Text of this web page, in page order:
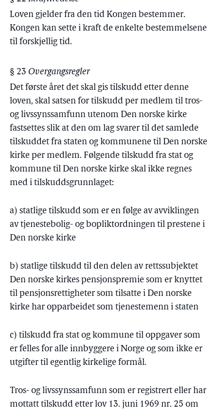
Loven gjelder fra den tid Kongen bestemmer.
Kongen kan sette i kraft de enkelte bestemmelsene
til forskjellig tid.
§ 23 Overgangsregler
Det første året det skal gis tilskudd etter denne
loven, skal satsen for tilskudd per medlem til tros-
og livssynssamfunn utenom Den norske kirke
fastsettes slik at den om lag svarer til det samlede
tilskuddet fra staten og kommunene til Den norske
kirke per medlem. Følgende tilskudd fra stat og
kommune til Den norske kirke skal ikke regnes
med i tilskuddsgrunnlaget:
a) statlige tilskudd som er en følge av avviklingen
av tjenestebolig- og bopliktordningen til prestene i
Den norske kirke
b) statlige tilskudd til den delen av rettssubjektet
Den norske kirkes pensjonspremie som er knyttet
til pensjonsrettigheter som tilsatte i Den norske
kirke har opparbeidet som tjenestemenn i staten
c) tilskudd fra stat og kommune til oppgaver som
er felles for alle innbyggere i Norge og som ikke er
utgifter til egentlig kirkelige formål.
Tros- og livssynssamfunn som er registrert eller har
mottatt tilskudd etter lov 13. juni 1969 nr. 25 om